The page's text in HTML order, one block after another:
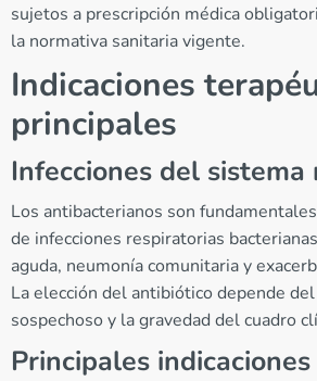
sujetos a prescripción médica
la normativa sanitaria vigente.
Indicaciones
principales
Infecciones del
Los antibacterianos son
de infecciones respiratorias
aguda, neumonía comunitaria y
La elección del antibiótico depende
sospechoso y la gravedad del cuadro
Principales